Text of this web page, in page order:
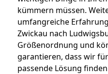
kümmern müssen.
umfangreiche
Zwickau nach
Größenordnung und
garantieren, dass wir
passende Lösung